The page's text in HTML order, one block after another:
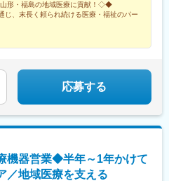
形・福島の地域医療に貢献！◇◆
じ、末長く頼られ続ける医療・福祉のパー
家族手当など充実
活をしっかりサポート！応募する
機器営業◆半年～1年かけて
／地域医療を支える